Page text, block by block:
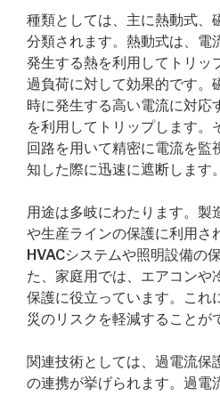
種類としては、主に熱動式、
分類されます。熱動式は、電
発生する熱を利用してトリッ
過負荷に対して効果的です。
時に発生する高い電流に対応
を利用してトリップします。
回路を用いて精密に電流を監
知した際に迅速に遮断します。
用途は多岐にわたります。製
や生産ラインの保護に利用さ
HVACシステムや照明設備の
た、家庭用では、エアコンや
保護に役立っています。これ
災のリスクを軽減することが
関連技術としては、過電流保
の連携が挙げられます。過電